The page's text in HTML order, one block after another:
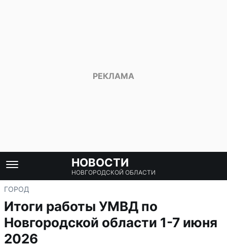
НОВОСТИ
НОВГОРОДСКОЙ ОБЛАСТИ
ГОРОД
Итоги работы УМВД по
Новгородской области 1-7 июня
2026